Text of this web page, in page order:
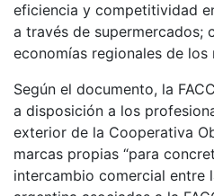
eficiencia y competitividad
a través de supermercados;
economías regionales de los
Según el documento, la
a disposición a los
exterior de la Cooperativa
marcas propias “para
intercambio comercial entre